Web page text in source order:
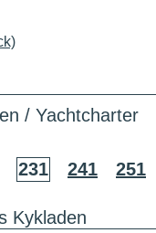
/ Yachtcharter
231 241 251
Kykladen